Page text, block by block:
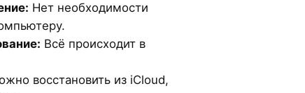
Нет необходимости
Всё происходит в
восстановить из iCloud,